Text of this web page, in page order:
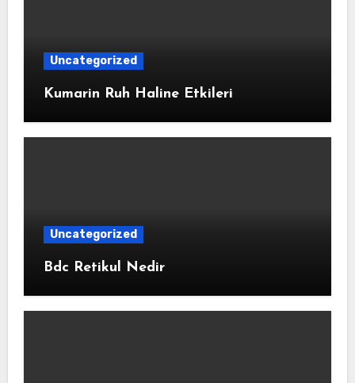
Uncategorized
Kumarin Ruh Haline Etkileri
Uncategorized
Bdc Retikul Nedir